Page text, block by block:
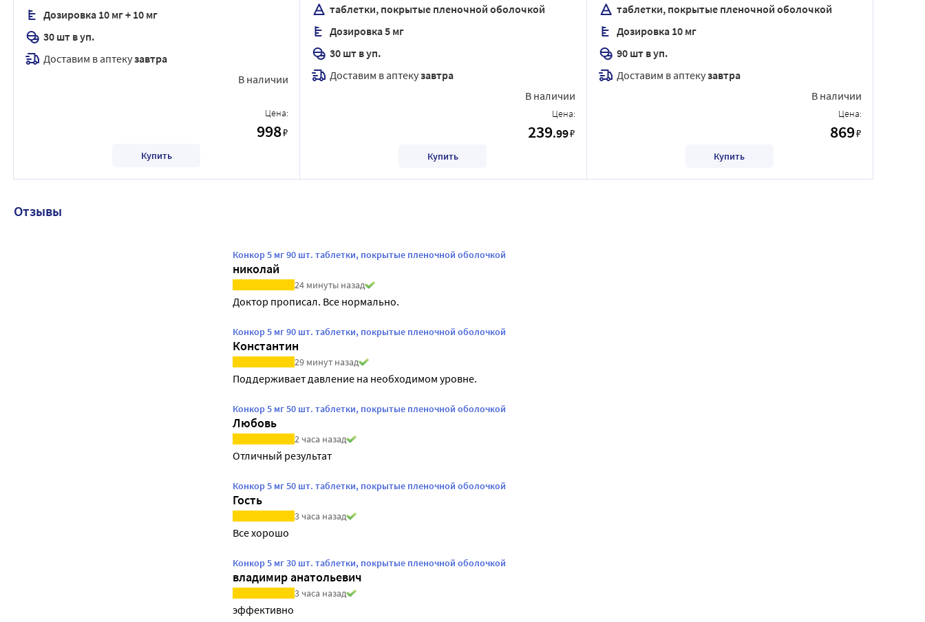
Дозировка 10 мг + 10 мг
30 шт в уп.
Доставим в аптекузавтра
В наличии
Цена:
998₽
Купить
таблетки, покрытые пленочной оболочкой
Дозировка 5 мг
30 шт в уп.
Доставим в аптекузавтра
В наличии
Цена:
239.99₽
Купить
таблетки, покрытые пленочной оболочкой
Дозировка 10 мг
90 шт в уп.
Доставим в аптекузавтра
В наличии
Цена:
869₽
Купить
Отзывы
Конкор 5 мг 90 шт. таблетки, покрытые пленочной оболочкой
николай
24 минуты назад
Доктор прописал. Все нормально.
Конкор 5 мг 90 шт. таблетки, покрытые пленочной оболочкой
Константин
29 минут назад
Поддерживает давление на необходимом уровне.
Конкор 5 мг 50 шт. таблетки, покрытые пленочной оболочкой
Любовь
2 часа назад
Отличный результат
Конкор 5 мг 50 шт. таблетки, покрытые пленочной оболочкой
Гость
3 часа назад
Все хорошо
Конкор 5 мг 30 шт. таблетки, покрытые пленочной оболочкой
владимир анатольевич
3 часа назад
эффективно